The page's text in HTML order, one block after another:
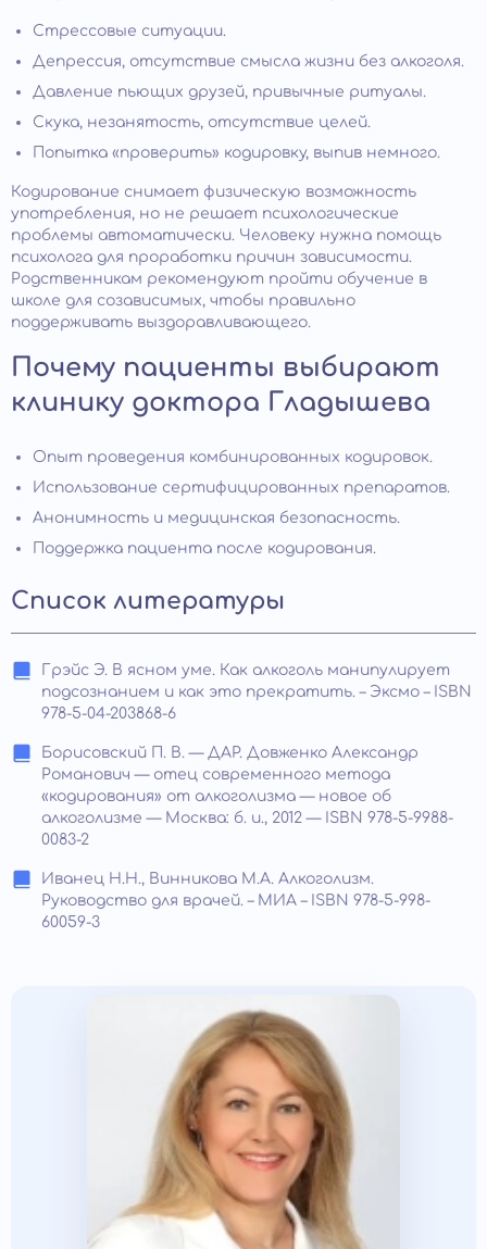
Стрессовые ситуации.
Депрессия, отсутствие смысла жизни без алкоголя.
Давление пьющих друзей, привычные ритуалы.
Скука, незанятость, отсутствие целей.
Попытка «проверить» кодировку, выпив немного.
Кодирование снимает физическую возможность
употребления, но не решает психологические
проблемы автоматически. Человеку нужна помощь
психолога для проработки причин зависимости.
Родственникам рекомендуют пройти обучение в
школе для созависимых, чтобы правильно
поддерживать выздоравливающего.
Почему пациенты выбирают
клинику доктора Гладышева
Опыт проведения комбинированных кодировок.
Использование сертифицированных препаратов.
Анонимность и медицинская безопасность.
Поддержка пациента после кодирования.
Список литературы
Грэйс Э. В ясном уме. Как алкоголь манипулирует
подсознанием и как это прекратить. – Эксмо – ISBN
978-5-04-203868-6
Борисовский П. В. — ДАР. Довженко Александр
Романович — отец современного метода
«кодирования» от алкоголизма — новое об
алкоголизме — Москва: б. и., 2012 — ISBN 978-5-9988-
0083-2
Иванец Н.Н., Винникова М.А. Алкоголизм.
Руководство для врачей. – МИА – ISBN 978-5-998-
60059-3